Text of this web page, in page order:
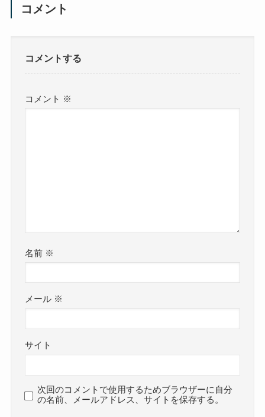
コメント
コメントする
コメント ※
名前 ※
メール ※
サイト
次回のコメントで使用するためブラウザーに自分
の名前、メールアドレス、サイトを保存する。